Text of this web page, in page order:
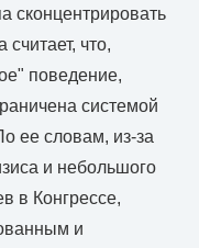
сконцентрировать
что,
поведение,
системой
ее словам, из-за
и небольшого
в Конгрессе,
и